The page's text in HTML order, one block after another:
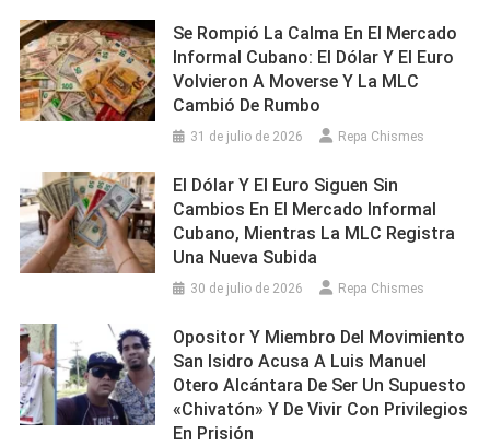
Se Rompió La Calma En El Mercado
Informal Cubano: El Dólar Y El Euro
Volvieron A Moverse Y La MLC
Cambió De Rumbo
31 de julio de 2026 Repa Chismes
El Dólar Y El Euro Siguen Sin
Cambios En El Mercado Informal
Cubano, Mientras La MLC Registra
Una Nueva Subida
30 de julio de 2026 Repa Chismes
Opositor Y Miembro Del Movimiento
San Isidro Acusa A Luis Manuel
Otero Alcántara De Ser Un Supuesto
«chivatón» Y De Vivir Con Privilegios
En Prisión